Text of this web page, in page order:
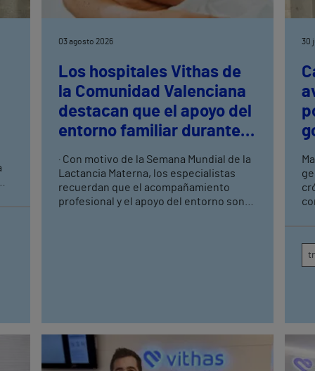
03 agosto 2026
Los hospitales Vithas de
la Comunidad Valenciana
destacan que el apoyo del
entorno familiar durante
clave para el éxito de la
lactancia materna
· Con motivo de la Semana Mundial de la
Lactancia Materna, los especialistas
recuerdan que el acompañamiento
profesional y el apoyo del entorno son
30